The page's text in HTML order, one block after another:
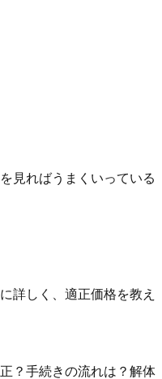
見ればうまくいっている
詳しく、適正価格を教え
？ 手続きの流れは？ 解体